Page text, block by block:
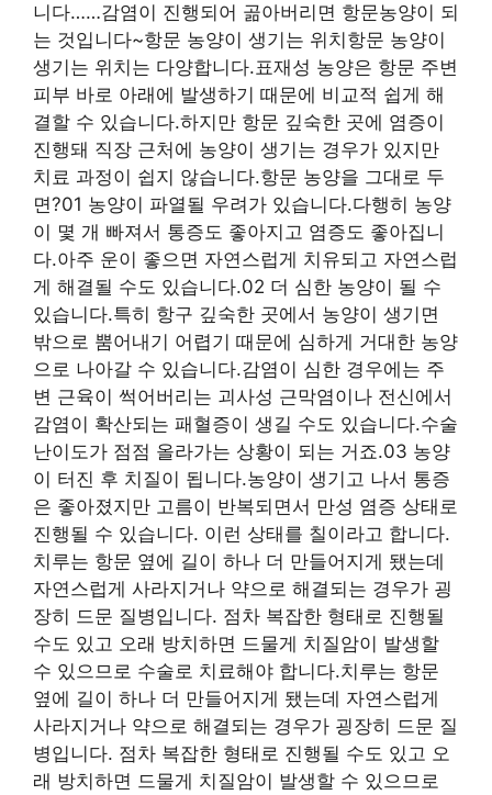
니다……감염이 진행되어 곪아버리면 항문농양이 되
는 것입니다~항문 농양이 생기는 위치항문 농양이
생기는 위치는 다양합니다.표재성 농양은 항문 주변
피부 바로 아래에 발생하기 때문에 비교적 쉽게 해
결할 수 있습니다.하지만 항문 깊숙한 곳에 염증이
진행돼 직장 근처에 농양이 생기는 경우가 있지만
치료 과정이 쉽지 않습니다.항문 농양을 그대로 두
면?01 농양이 파열될 우려가 있습니다.다행히 농양
이 몇 개 빠져서 통증도 좋아지고 염증도 좋아집니
다.아주 운이 좋으면 자연스럽게 치유되고 자연스럽
게 해결될 수도 있습니다.02 더 심한 농양이 될 수
있습니다.특히 항구 깊숙한 곳에서 농양이 생기면
밖으로 뿜어내기 어렵기 때문에 심하게 거대한 농양
으로 나아갈 수 있습니다.감염이 심한 경우에는 주
변 근육이 썩어버리는 괴사성 근막염이나 전신에서
감염이 확산되는 패혈증이 생길 수도 있습니다.수술
난이도가 점점 올라가는 상황이 되는 거죠.03 농양
이 터진 후 치질이 됩니다.농양이 생기고 나서 통증
은 좋아졌지만 고름이 반복되면서 만성 염증 상태로
진행될 수 있습니다. 이런 상태를 칠이라고 합니다.
치루는 항문 옆에 길이 하나 더 만들어지게 됐는데
자연스럽게 사라지거나 약으로 해결되는 경우가 굉
장히 드문 질병입니다. 점차 복잡한 형태로 진행될
수도 있고 오래 방치하면 드물게 치질암이 발생할
수 있으므로 수술로 치료해야 합니다.치루는 항문
옆에 길이 하나 더 만들어지게 됐는데 자연스럽게
사라지거나 약으로 해결되는 경우가 굉장히 드문 질
병입니다. 점차 복잡한 형태로 진행될 수도 있고 오
래 방치하면 드물게 치질암이 발생할 수 있으므로